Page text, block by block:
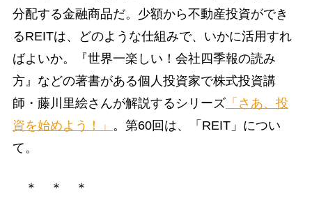
分配する金融商品だ。少額から不動産投資ができ
るREITは、どのような仕組みで、いかに活用すれ
ばよいか。『世界一楽しい！会社四季報の読み
方』などの著書がある個人投資家で株式投資講
師・藤川里絵さんが解説するシリーズ「さあ、投
資を始めよう！」 。第60回は、「REIT」につい
て。
＊ ＊ ＊